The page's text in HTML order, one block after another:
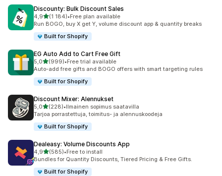
Discounty: Bulk Discount Sales
4,9/ 5 tähteä
(1 184)
1184 arvostelua yhteensä
•Free plan available
Run BOGO, buy X get Y, volume discount app & quantity breaks
Built for Shopify
EG Auto Add to Cart Free Gift
5,0/ 5 tähteä
(999)
999 arvostelua yhteensä
•Free trial available
Auto-add free gifts and BOGO offers with smart targeting rules
Built for Shopify
Discount Mixer: Alennukset
5,0/ 5 tähteä
(228)
228 arvostelua yhteensä
•Ilmainen sopimus saatavilla
Tarjoa porrastettuja, toimitus- ja alennuskoodeja
Built for Shopify
Dealeasy: Volume Discounts App
4,9/ 5 tähteä
(585)
585 arvostelua yhteensä
•Free to install
Bundles for Quantity Discounts, Tiered Pricing & Free Gifts.
Built for Shopify